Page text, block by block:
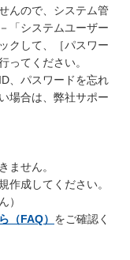
んので、システム管
「システムユーザー
クして、［パスワー
ってください。
、パスワードを忘れ
場合は、弊社サポー
ません。
作成してください。
）
（FAQ） をご確認く